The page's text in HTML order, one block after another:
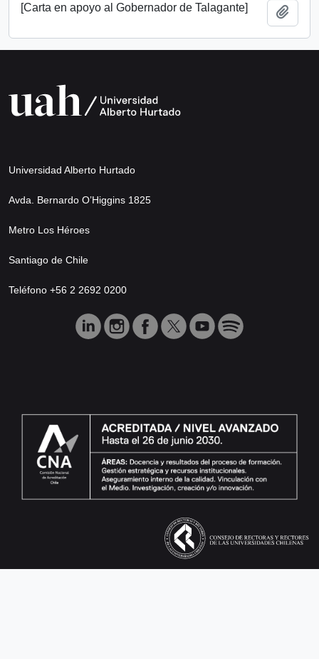
[Carta en apoyo al Gobernador de Talagante]
Universidad Alberto Hurtado
Avda. Bernardo O’Higgins 1825
Metro Los Héroes
Santiago de Chile
Teléfono +56 2 2692 0200